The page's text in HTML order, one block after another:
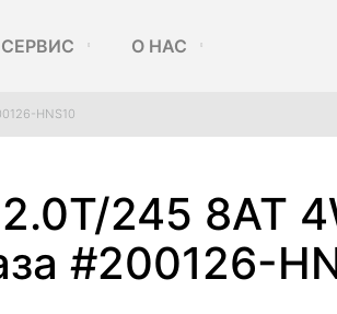
СЕРВИС О НАС
HNS10
245 8AT
#200126-